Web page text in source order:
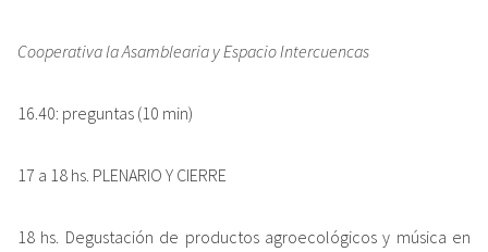
Cooperativa la Asamblearia y Espacio Intercuencas
16.40: preguntas (10 min)
17 a 18 hs. PLENARIO Y CIERRE
18 hs. Degustación de productos agroecológicos y música en